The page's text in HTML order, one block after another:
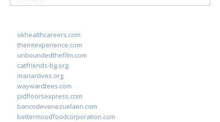
for:
okhealthcareers.com
theintexperience.com
unboundedthefilm.com
catfriends-bg.org
marianlives.org
waywardtees.com
pidfloorsexpress.com
bancodevenezuelaen.com
bettermoodfoodcorporation.com